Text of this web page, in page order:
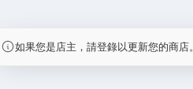
如果您是店主，請登錄以更新您的商店。